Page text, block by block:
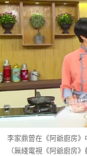
李家鼎曾在《阿爺廚房
（無綫電視《阿爺廚房》